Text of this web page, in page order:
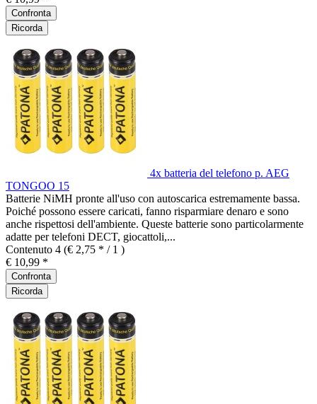
Confronta
Ricorda
4x batteria del telefono p. AEG
TONGOO 15
Batterie NiMH pronte all'uso con autoscarica estremamente bassa.
Poiché possono essere caricati, fanno risparmiare denaro e sono
anche rispettosi dell'ambiente. Queste batterie sono particolarmente
adatte per telefoni DECT, giocattoli,...
Contenuto 4 (€ 2,75 * / 1 )
€ 10,99 *
Confronta
Ricorda